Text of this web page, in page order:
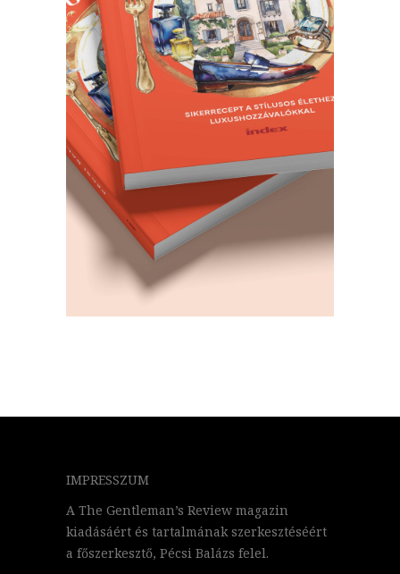
IMPRESSZUM
A The Gentleman’s Review magazin
kiadásáért és tartalmának szerkesztéséért
a főszerkesztő, Pécsi Balázs felel.